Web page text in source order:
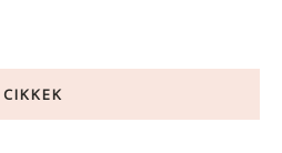
CIKKEK